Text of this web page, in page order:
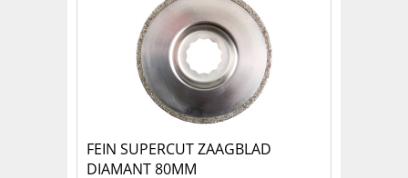
FEIN SUPERCUT ZAAGBLAD
DIAMANT 80MM